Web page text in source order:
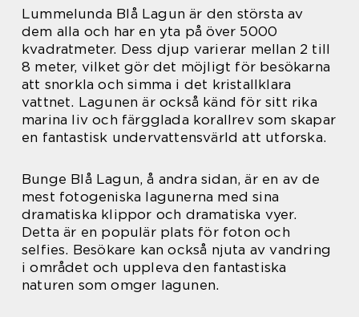
Lummelunda Blå Lagun är den största av
dem alla och har en yta på över 5000
kvadratmeter. Dess djup varierar mellan 2 till
8 meter, vilket gör det möjligt för besökarna
att snorkla och simma i det kristallklara
vattnet. Lagunen är också känd för sitt rika
marina liv och färgglada korallrev som skapar
en fantastisk undervattensvärld att utforska.
Bunge Blå Lagun, å andra sidan, är en av de
mest fotogeniska lagunerna med sina
dramatiska klippor och dramatiska vyer.
Detta är en populär plats för foton och
selfies. Besökare kan också njuta av vandring
i området och uppleva den fantastiska
naturen som omger lagunen.